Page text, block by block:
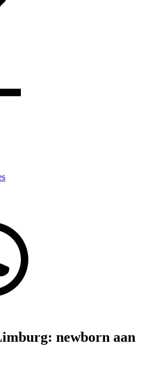
newborn aan